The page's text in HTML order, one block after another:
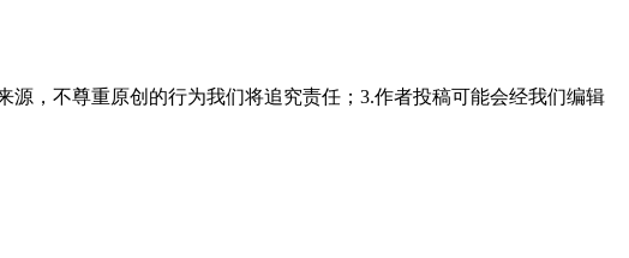
，不尊重原创的行为我们将追究责任；3.作者投稿可能会经我们编辑